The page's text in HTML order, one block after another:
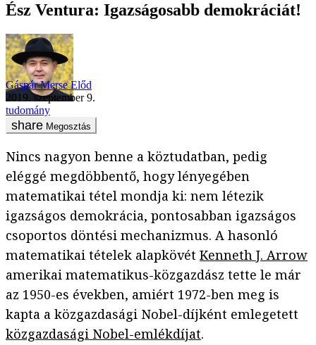
Ész Ventura: Igazságosabb demokráciát!
Gáspár Merse Előd
2019. szeptember 9.
tudomány
Megosztás
Nincs nagyon benne a köztudatban, pedig
eléggé megdöbbentő, hogy lényegében
matematikai tétel mondja ki: nem létezik
igazságos demokrácia, pontosabban igazságos
csoportos döntési mechanizmus. A hasonló
matematikai tételek alapkövét Kenneth J. Arrow
amerikai matematikus-közgazdász tette le már
az 1950-es években, amiért 1972-ben meg is
kapta a közgazdasági Nobel-díjként emlegetett
közgazdasági Nobel-emlékdíjat.